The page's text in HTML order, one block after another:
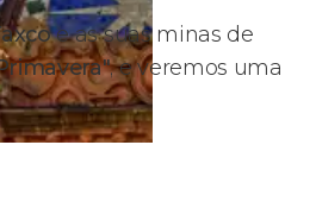
e as suas minas de
, e veremos uma